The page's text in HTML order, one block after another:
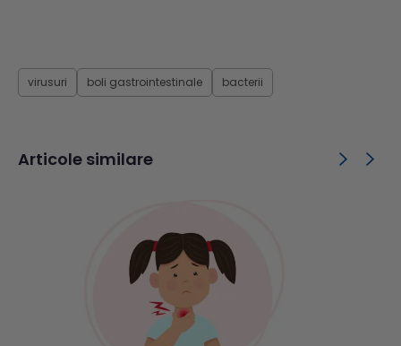
virusuri boli gastrointestinale bacterii
Articole similare